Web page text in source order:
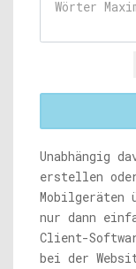
Unabhängig
erstellen
Mobilgeräten
nur dann
Client-
bei der